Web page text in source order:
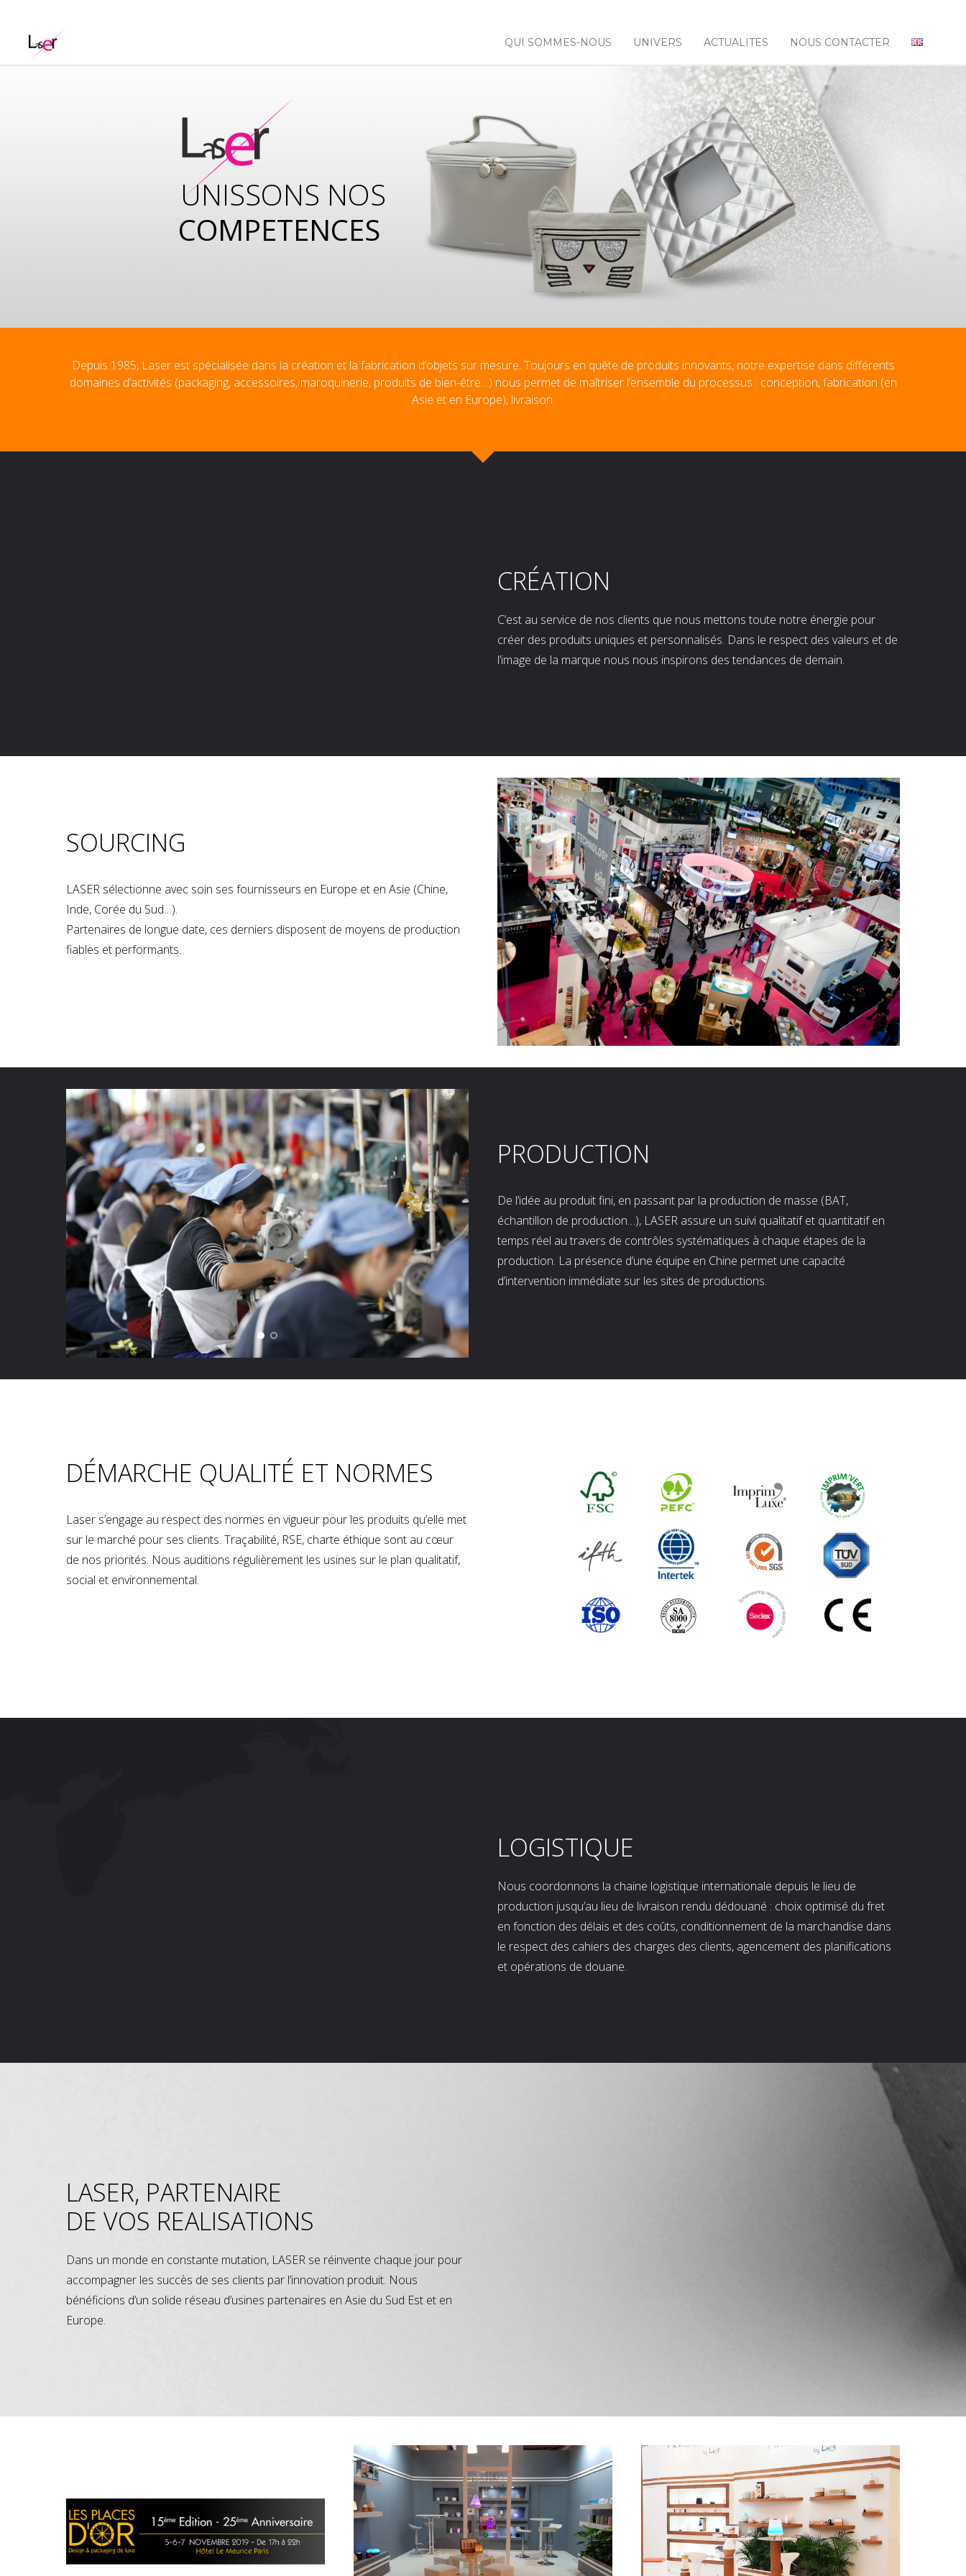
QUI SOMMES-NOUS UNIVERS ACTUALITES NOUS CONTACTER
COMPETENCES
UNISSONS NOS
Depuis 1985, Laser est spécialisée dans la création et la fabrication d’objets sur mesure. Toujours en quête de produits innovants, notre expertise dans différents
domaines d’activités (packaging, accessoires, maroquinerie, produits de bien-être…) nous permet de maîtriser l’ensemble du processus : conception, fabrication (en
Asie et en Europe), livraison.
CRÉATION
C’est au service de nos clients que nous mettons toute notre énergie pour
créer des produits uniques et personnalisés. Dans le respect des valeurs et de
l’image de la marque nous nous inspirons des tendances de demain.
SOURCING
LASER sélectionne avec soin ses fournisseurs en Europe et en Asie (Chine,
Inde, Corée du Sud…).
Partenaires de longue date, ces derniers disposent de moyens de production
fiables et performants.
PRODUCTION
De l’idée au produit fini, en passant par la production de masse (BAT,
échantillon de production…), LASER assure un suivi qualitatif et quantitatif en
temps réel au travers de contrôles systématiques à chaque étapes de la
production. La présence d’une équipe en Chine permet une capacité
d’intervention immédiate sur les sites de productions.
DÉMARCHE QUALITÉ ET NORMES
Laser s’engage au respect des normes en vigueur pour les produits qu’elle met
sur le marché pour ses clients. Traçabilité, RSE, charte éthique sont au cœur
de nos priorités. Nous auditions régulièrement les usines sur le plan qualitatif,
social et environnemental.
LOGISTIQUE
Nous coordonnons la chaine logistique internationale depuis le lieu de
production jusqu’au lieu de livraison rendu dédouané : choix optimisé du fret
en fonction des délais et des coûts, conditionnement de la marchandise dans
le respect des cahiers des charges des clients, agencement des planifications
et opérations de douane.
LASER, PARTENAIRE
DE VOS REALISATIONS
Dans un monde en constante mutation, LASER se réinvente chaque jour pour
accompagner les succès de ses clients par l’innovation produit. Nous
bénéficions d’un solide réseau d’usines partenaires en Asie du Sud Est et en
Europe.